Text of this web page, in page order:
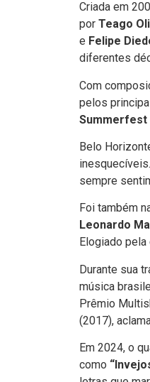
Criada em
por Teago
e Felipe
diferentes
Com
pelos
Summerfest
Belo
sempre
Foi também
Leonardo
Elogiado
Durante sua
música
Prêmio
(2017),
Em 2024, o
como